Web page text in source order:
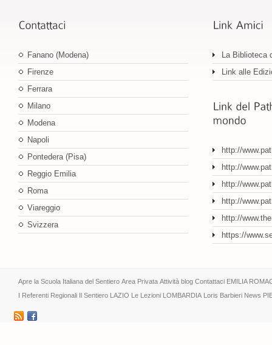
Fanano (Modena)
Firenze
Ferrara
Milano
Modena
Napoli
Pontedera (Pisa)
Reggio Emilia
Roma
Viareggio
Svizzera
La Biblioteca
Link alle
http://
http://
http://
http://
http://
https://
Apre la Scuola Italiana del Sentiero Area Privata Attività blog Contattaci EMILIA
I Referenti Regionali Il Sentiero LAZIO Le Lezioni LOMBARDIA Loris Barbieri News